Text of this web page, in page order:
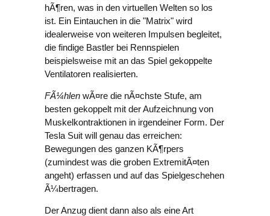
hÃ¶ren, was in den virtuellen Welten so los
ist. Ein Eintauchen in die "Matrix" wird
idealerweise von weiteren Impulsen begleitet,
die findige Bastler bei Rennspielen
beispielsweise mit an das Spiel gekoppelte
Ventilatoren realisierten.
FÃ¼hlen wÃ¤re die nÃ¤chste Stufe, am
besten gekoppelt mit der Aufzeichnung von
Muskelkontraktionen in irgendeiner Form. Der
Tesla Suit will genau das erreichen:
Bewegungen des ganzen KÃ¶rpers
(zumindest was die groben ExtremitÃ¤ten
angeht) erfassen und auf das Spielgeschehen
Ã¼bertragen.
Der Anzug dient dann also als eine Art